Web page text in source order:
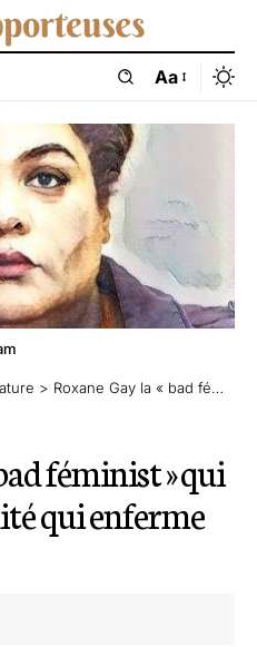
Aa
> Roxane Gay la « bad féminist » qui refuse la normalité qui enferme et étouffe
féminist » qui
qui enferme